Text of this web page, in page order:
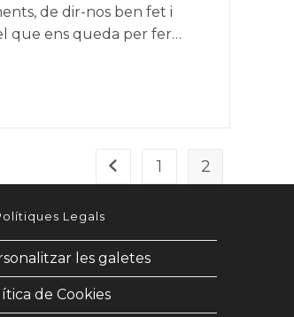
de dir-nos ben fet i
que ens queda per fer…
Vés a la pàgina anterior
1 2
Legals
les galetes
de Cookies